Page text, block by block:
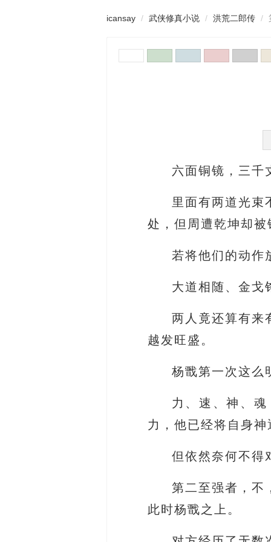
icansay 武侠修真小说 洪荒二郎传
六面铜镜，三千
里面有两道光束
处，但周遭乾坤却
若将他们的动作
大道相随、金戈
两人竟还算有来
越发旺盛。
杨戬第一次这么
力、速、神、
力，他已经将自身
但依然奈何不得
第二至强者，不
此时杨戬之上。